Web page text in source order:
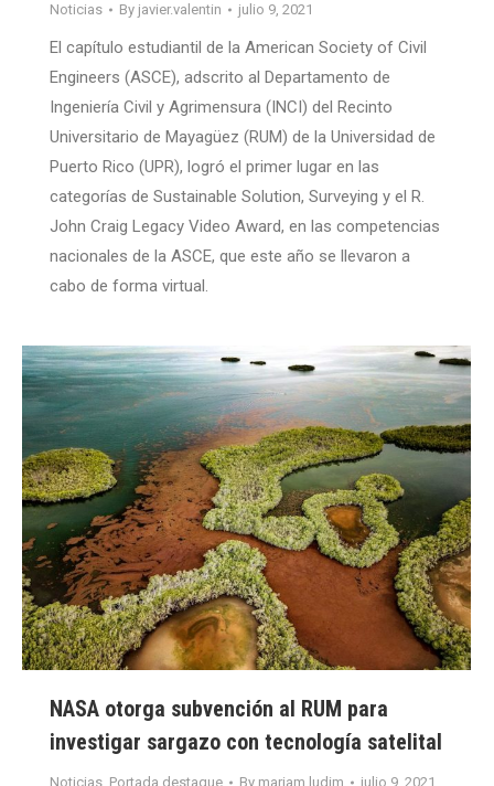
Noticias By javier.valentin julio 9, 2021
El capítulo estudiantil de la American Society of Civil
Engineers (ASCE), adscrito al Departamento de
Ingeniería Civil y Agrimensura (INCI) del Recinto
Universitario de Mayagüez (RUM) de la Universidad de
Puerto Rico (UPR), logró el primer lugar en las
categorías de Sustainable Solution, Surveying y el R.
John Craig Legacy Video Award, en las competencias
nacionales de la ASCE, que este año se llevaron a
cabo de forma virtual.
NASA otorga subvención al RUM para
investigar sargazo con tecnología satelital
Noticias Portada destaque By mariam.ludim julio 9, 2021